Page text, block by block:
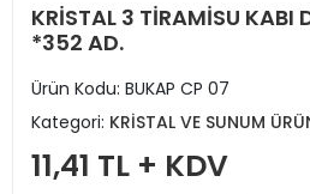
KRİSTAL 3 TİRAMİSU KABI
*352 AD.
Ürün Kodu: BUKAP CP 07
Kategori: KRİSTAL VE SUNUM
11,41 TL + KDV